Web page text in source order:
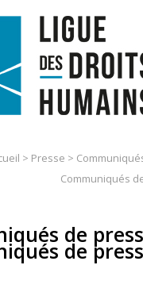
> Presse >
Communiqués
de
de